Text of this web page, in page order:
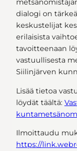
dialogi on
keskustelijat
erilaisista
tavoitteenaan
vastuullisesta
Siilinjärven
Lisää tietoa
löydät täältä:
Ilmoittaudu
https://